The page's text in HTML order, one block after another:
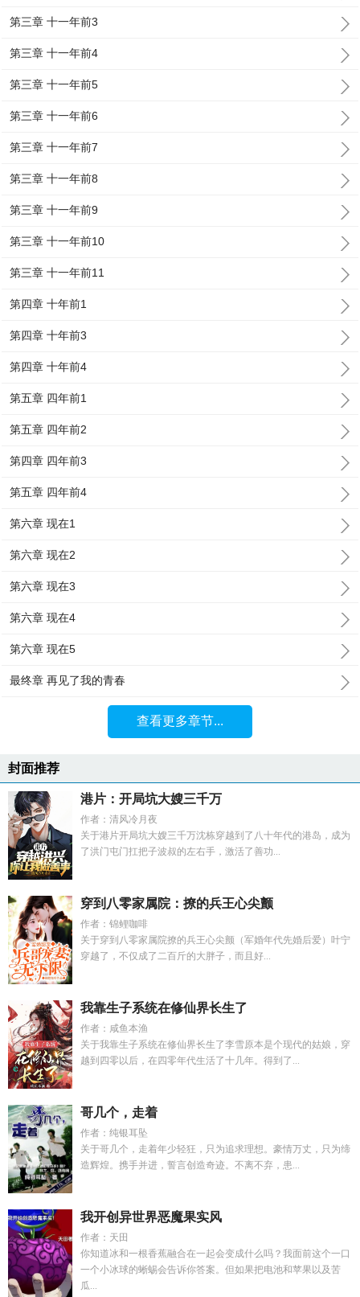
第三章 十一年前3
第三章 十一年前4
第三章 十一年前5
第三章 十一年前6
第三章 十一年前7
第三章 十一年前8
第三章 十一年前9
第三章 十一年前10
第三章 十一年前11
第四章 十年前1
第四章 十年前3
第四章 十年前4
第五章 四年前1
第五章 四年前2
第四章 四年前3
第五章 四年前4
第六章 现在1
第六章 现在2
第六章 现在3
第六章 现在4
第六章 现在5
最终章 再见了我的青春
查看更多章节...
封面推荐
港片：开局坑大嫂三千万
作者：清风冷月夜
关于港片开局坑大嫂三千万沈栋穿越到了八十年代的港岛，成为
了洪门屯门扛把子波叔的左右手，激活了善功...
穿到八零家属院：撩的兵王心尖颤
作者：锦鲤咖啡
关于穿到八零家属院撩的兵王心尖颤（军婚年代先婚后爱）叶宁
穿越了，不仅成了二百斤的大胖子，而且好...
我靠生子系统在修仙界长生了
作者：咸鱼本渔
关于我靠生子系统在修仙界长生了李雪原本是个现代的姑娘，穿
越到四零以后，在四零年代生活了十几年。得到了...
哥几个，走着
作者：纯银耳坠
关于哥几个，走着年少轻狂，只为追求理想。豪情万丈，只为缔
造辉煌。携手并进，誓言创造奇迹。不离不弃，患...
我开创异世界恶魔果实风
作者：天田
你知道冰和一根香蕉融合在一起会变成什么吗？我面前这个一口
一个小冰球的蜥蜴会告诉你答案。但如果把电池和苹果以及苦
瓜...